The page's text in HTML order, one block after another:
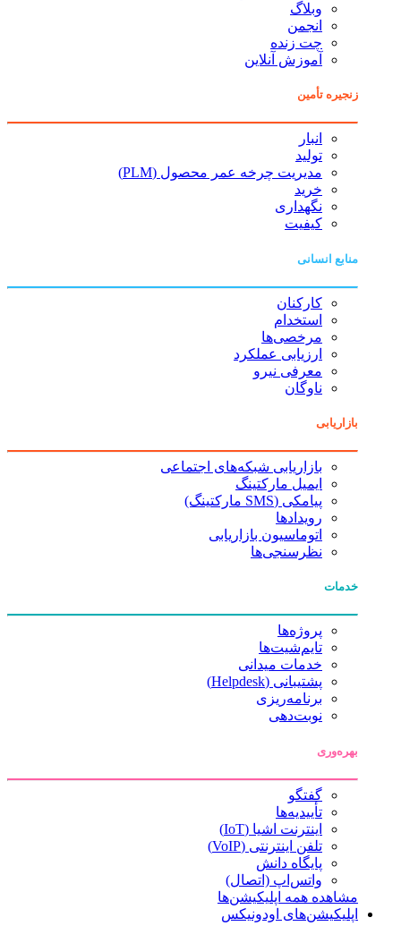
وبلاگ
انجمن
چت زنده
آموزش آنلاین
زنجیره تأمین
انبار
تولید
مدیریت چرخه عمر محصول (PLM)
خرید
نگهداری
کیفیت
منابع انسانی
کارکنان
استخدام
مرخصی‌ها
ارزیابی عملکرد
معرفی نیرو
ناوگان
بازاریابی
بازاریابی شبکه‌های اجتماعی
ایمیل مارکتینگ
پیامکی (SMS مارکتینگ)
رویدادها
اتوماسیون بازاریابی
نظرسنجی‌ها
خدمات
پروژه‌ها
تایم‌شیت‌ها
خدمات میدانی
پشتیبانی (Helpdesk)
برنامه‌ریزی
نوبت‌دهی
بهره‌وری
گفتگو
تأییدیه‌ها
اینترنت اشیا (IoT)
تلفن اینترنتی (VoIP)
پایگاه دانش
واتس‌اپ (اتصال)
مشاهده همه اپلیکیشن‌ها
اپلیکیشن‌های اودونیکس